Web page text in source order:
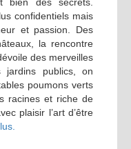
confidentiels mais
et passion. Des
la rencontre
des merveilles
publics, on
poumons verts
racines et riche de
plaisir l’art d’être